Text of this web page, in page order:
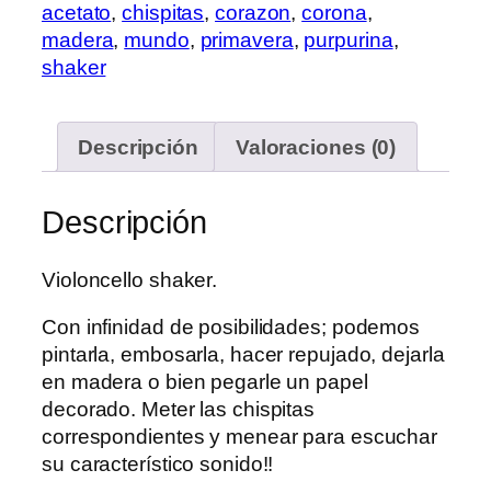
acetato,chispitas,corazon,corona,
madera, mundo, primavera, purpurina,
shaker
Descripción Valoraciones (0)
Descripción
Violoncello shaker.
Con infinidad de posibilidades; podemos
pintarla, embosarla, hacer repujado, dejarla
en madera o bien pegarle un papel
decorado. Meter las chispitas
correspondientes y menear para escuchar
su característico sonido!!